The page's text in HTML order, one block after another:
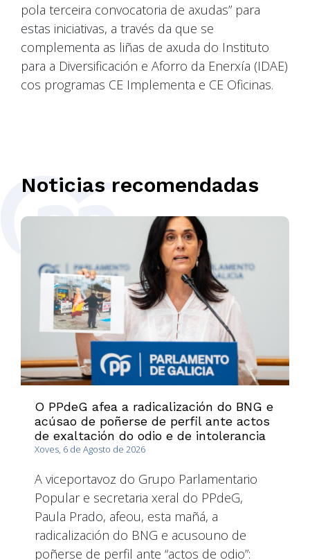
pola terceira convocatoria de axudas” para
estas iniciativas, a través da que se
complementa as liñas de axuda do Instituto
para a Diversificación e Aforro da Enerxía (IDAE)
cos programas CE Implementa e CE Oficinas.
Noticias recomendadas
O PPdeG afea a radicalización do BNG e
acúsao de poñerse de perfil ante actos
de exaltación do odio e de intolerancia
Xoves, 6 de Agosto de 2026
A viceportavoz do Grupo Parlamentario
Popular e secretaria xeral do PPdeG,
Paula Prado, afeou, esta mañá, a
radicalización do BNG e acusouno de
poñerse de perfil ante “actos de odio”: